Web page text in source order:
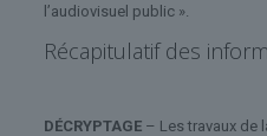
l’audiovisuel public ».
Récapitulatif des
DÉCRYPTAGE – Les travaux de